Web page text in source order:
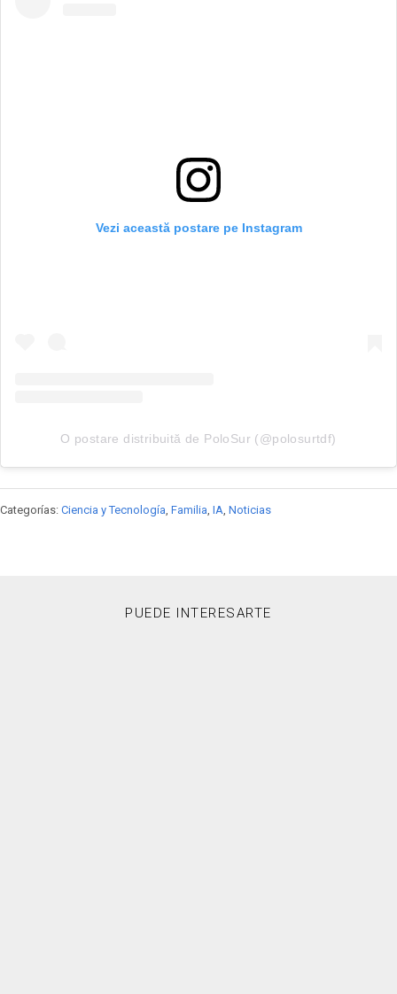
Vezi această postare pe Instagram
O postare distribuită de PoloSur (@polosurtdf)
Categorías: Ciencia y Tecnología, Familia, IA, Noticias
PUEDE INTERESARTE